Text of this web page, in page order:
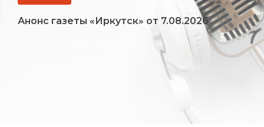
Анонс газеты «Иркутск» от 7.08.2026